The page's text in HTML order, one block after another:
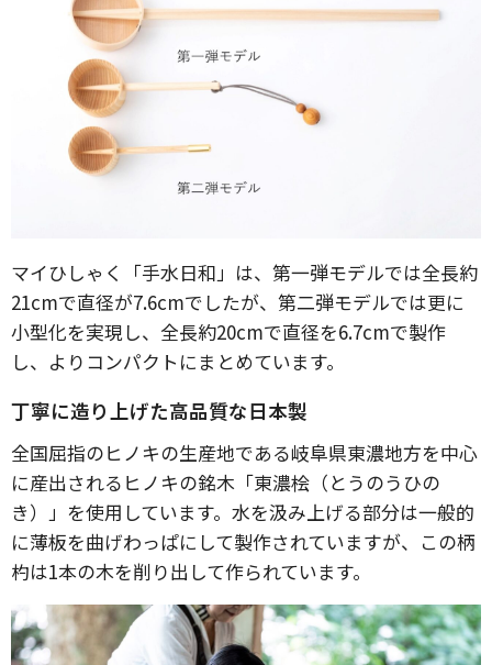
マイひしゃく「手水日和」は、第一弾モデルでは全長約
21cmで直径が7.6cmでしたが、第二弾モデルでは更に
小型化を実現し、全長約20cmで直径を6.7cmで製作
し、よりコンパクトにまとめています。
丁寧に造り上げた高品質な日本製
全国屈指のヒノキの生産地である岐阜県東濃地方を中心
に産出されるヒノキの銘木「東濃桧（とうのうひの
き）」を使用しています。水を汲み上げる部分は一般的
に薄板を曲げわっぱにして製作されていますが、この柄
杓は1本の木を削り出して作られています。